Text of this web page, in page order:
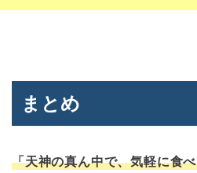
まとめ
「天神の真ん中で、気軽に食